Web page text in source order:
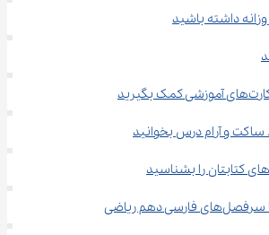
داشته باشید
بگیرید
و آرام درس بخوانید
فارسی دهم ریاضی